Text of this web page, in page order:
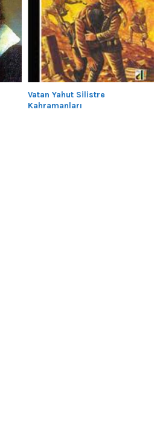
Vatan Yahut Silistre
Kahramanları